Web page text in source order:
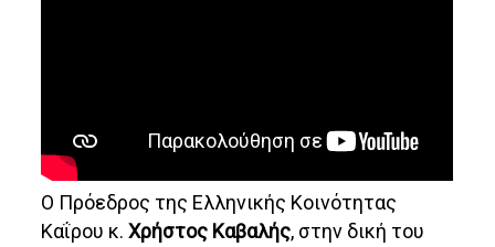
Ο Πρόεδρος της Ελληνικής Κοινότητας
Καΐρου κ.Χρήστος Καβαλής, στην δική του